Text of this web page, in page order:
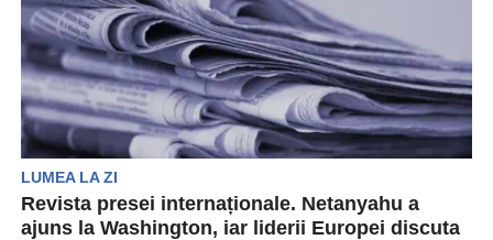
LUMEA LA ZI
Revista presei internaționale. Netanyahu a
ajuns la Washington, iar liderii Europei discuta